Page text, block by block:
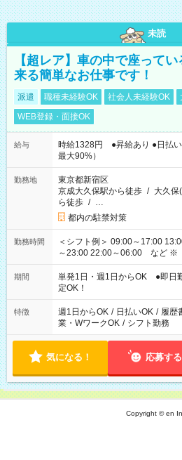
未読
【超レア】車の中で座って
来る簡単なお仕事です！
派遣 職種未経験OK 社会人未経験OK
WEB登録・面接OK
給与
時給1328円 ●昇給あり ●日払い
最大90%）
勤務地
東京都新宿区
京成大久保駅から徒歩 / 大久保
ら徒歩 / …
都内の駐禁対策
勤務時間
＜シフト例＞ 09:00～17:00
～23:00 22:00～06:00 など ※「昼間だけ」「夜勤だけ」など
の希望OK
期間
単発1日・週1日からOK ●即日
定OK！
特徴 週1日からOK / 日払いOK / 履歴
業・WワークOK / シフト勤務
気になる！ 応募する
Copyright © en